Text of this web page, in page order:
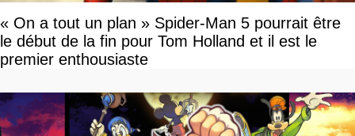
« On a tout un plan » Spider-Man 5 pourrait être
le début de la fin pour Tom Holland et il est le
premier enthousiaste